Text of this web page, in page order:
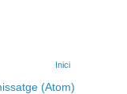
Inici
(Atom)